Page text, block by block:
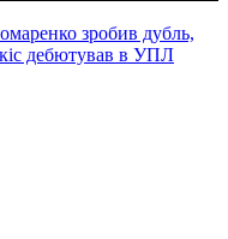
зробив дубль,
дебютував в УПЛ